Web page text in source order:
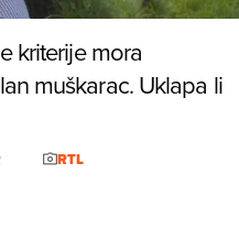
kriterije mora
muškarac. Uklapa li
RTL